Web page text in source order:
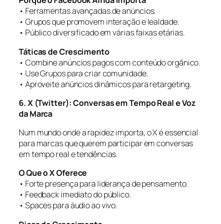
• Ferramentas avançadas de anúncios.
• Grupos que promovem interação e lealdade.
• Público diversificado em várias faixas etárias.
Táticas de Crescimento
• Combine anúncios pagos com conteúdo orgânico.
• Use Grupos para criar comunidade.
• Aproveite anúncios dinâmicos para retargeting.
6. X (Twitter): Conversas em Tempo Real e Voz
da Marca
Num mundo onde a rapidez importa, o X é essencial
para marcas que querem participar em conversas
em tempo real e tendências.
O Que o X Oferece
• Forte presença para liderança de pensamento.
• Feedback imediato do público.
• Spaces para áudio ao vivo.